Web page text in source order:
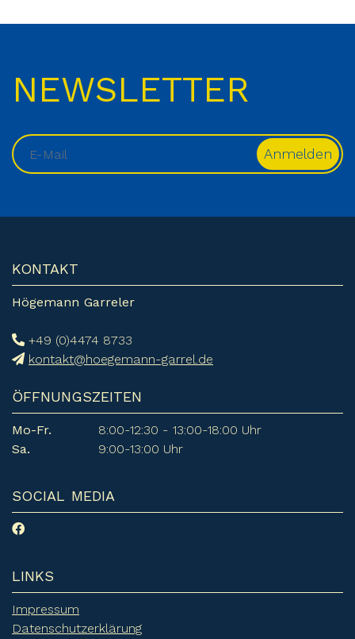
NEWSLETTER
KONTAKT
Högemann Garreler
+49 (0)4474 8733
kontakt@hoegemann-garrel.de
ÖFFNUNGSZEITEN
Mo-Fr.
8:00-12:30 - 13:00-18:00 Uhr
Sa.
9:00-13:00 Uhr
SOCIAL MEDIA
LINKS
Impressum
Datenschutzerklärung